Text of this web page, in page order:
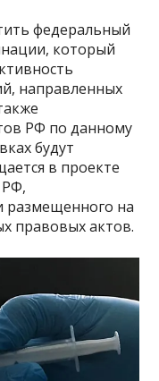
федеральный
который
направленных
РФ по данному
будут
в проекте
РФ,
размещенного на
правовых актов.